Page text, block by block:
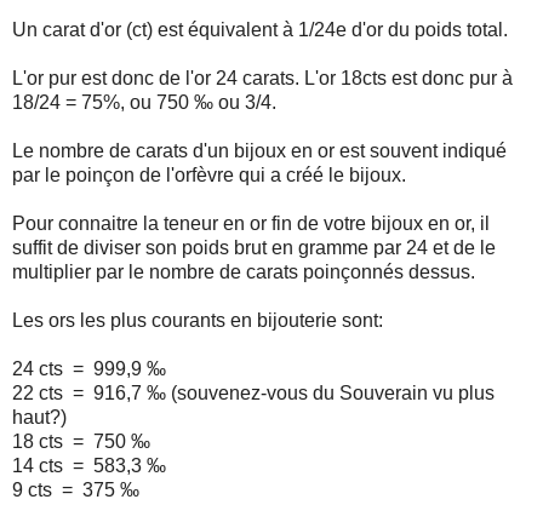
Un carat d'or (ct) est équivalent à 1/24e d'or du poids total.
L'or pur est donc de l'or 24 carats. L'or 18cts est donc pur à
18/24 = 75%, ou 750 ‰ ou 3/4.
Le nombre de carats d'un bijoux en or est souvent indiqué
par le poinçon de l'orfèvre qui a créé le bijoux.
Pour connaitre la teneur en or fin de votre bijoux en or, il
suffit de diviser son poids brut en gramme par 24 et de le
multiplier par le nombre de carats poinçonnés dessus.
Les ors les plus courants en bijouterie sont:
24 cts = 999,9 ‰
22 cts = 916,7 ‰ (souvenez-vous du Souverain vu plus
haut?)
18 cts = 750 ‰
14 cts = 583,3 ‰
9 cts = 375 ‰